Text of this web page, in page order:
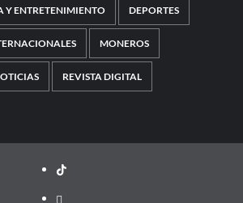
Y ENTRETENIMIENTO DEPORTES
MONEROS
REVISTA DIGITAL
TikTok
threads